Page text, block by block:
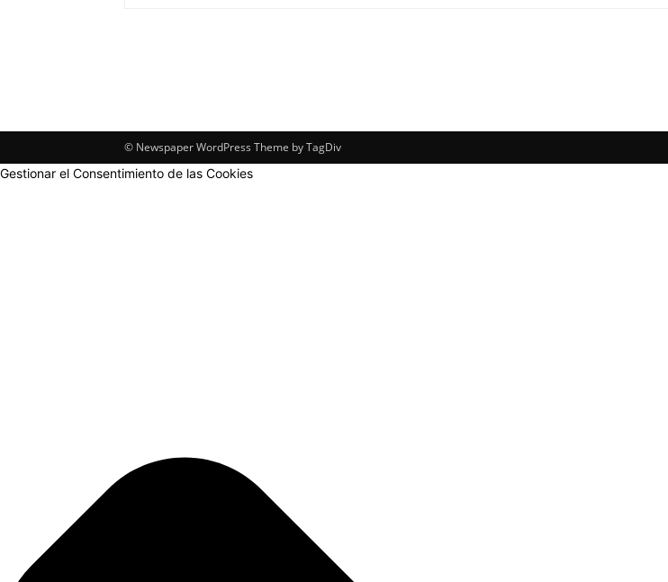
© Newspaper WordPress Theme by TagDiv
Gestionar el Consentimiento de las Cookies